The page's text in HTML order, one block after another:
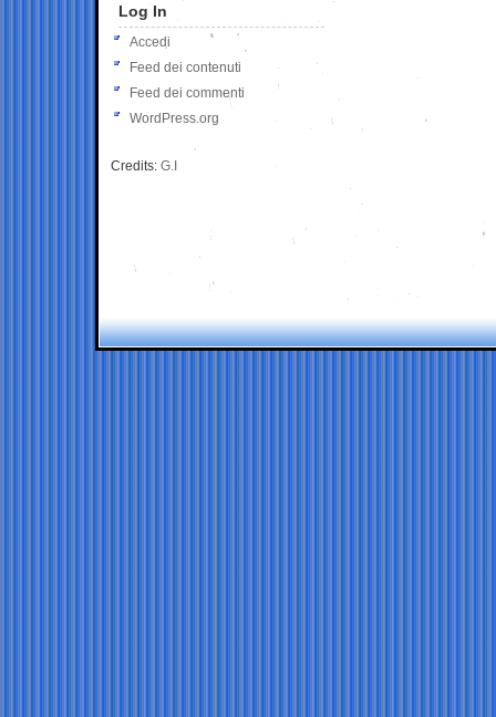
Log In
Accedi
Feed dei contenuti
Feed dei commenti
WordPress.org
Credits: G.I